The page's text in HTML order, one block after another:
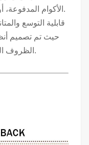
الأكوام المدفوعة، أو البراغي الأرضية، أو أنظمة الصابورة.
حيث تم تصميم
الظروف الجوية القاسية وتوفير أداء طويل الأمد.